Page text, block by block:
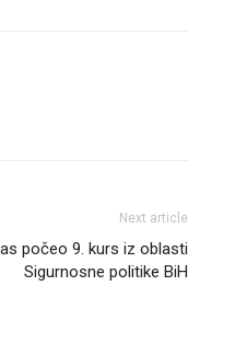
Next article
počeo 9. kurs iz oblasti
Sigurnosne politike BiH